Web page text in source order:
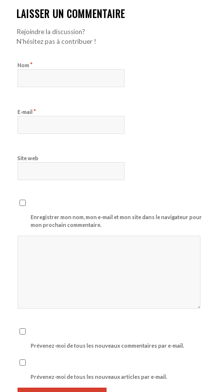
LAISSER UN COMMENTAIRE
Rejoindre la discussion?
N’hésitez pas à contribuer !
Nom *
E-mail *
Site web
Enregistrer mon nom, mon e-mail et mon site dans le navigateur pour
mon prochain commentaire.
Prévenez-moi de tous les nouveaux commentaires par e-mail.
Prévenez-moi de tous les nouveaux articles par e-mail.